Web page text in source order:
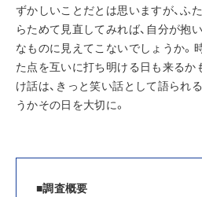
ずかしいことだとは思いますが、ふ
らためて見直してみれば、自分が抱
なものに見えてこないでしょうか。
た点を互いに打ち明ける日も来るか
け話は、きっと笑い話として語られ
うかその日を大切に。
■調査概要